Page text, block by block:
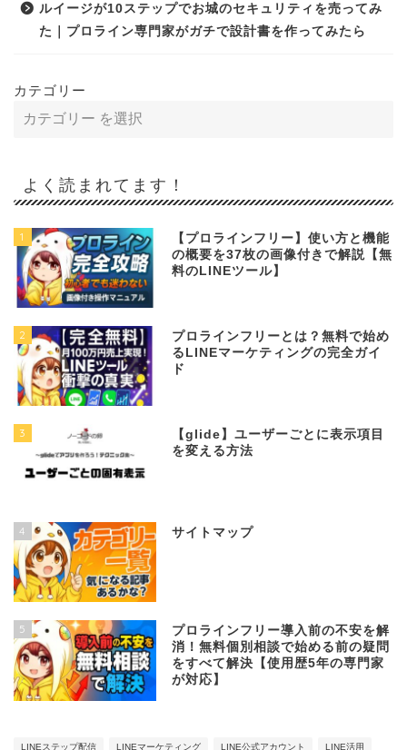
ルイージが10ステップでお城のセキュリティを売ってみ
た｜プロライン専門家がガチで設計書を作ってみたら
カテゴリー
よく読まれてます！
1
【プロラインフリー】使い方と機能
の概要を37枚の画像付きで解説【無
料のLINEツール】
2
プロラインフリーとは？無料で始め
るLINEマーケティングの完全ガイ
ド
3
【glide】ユーザーごとに表示項目
を変える方法
4 サイトマップ
5
プロラインフリー導入前の不安を解
消！無料個別相談で始める前の疑問
をすべて解決【使用歴5年の専門家
が対応】
LINEステップ配信 LINEマーケティング LINE公式アカウント LINE活用